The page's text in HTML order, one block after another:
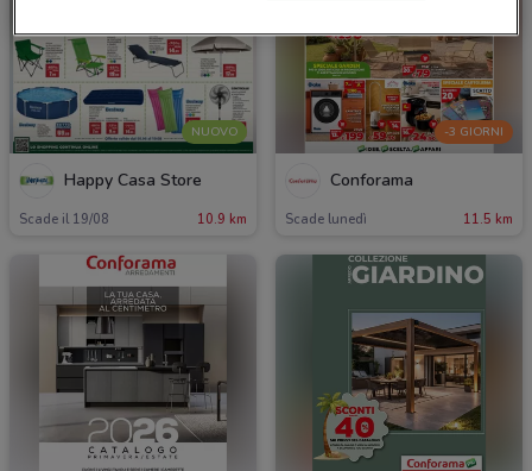
NUOVO
Happy Casa Store
Scade il 19/08 10.9 km
-3 GIORNI
Conforama
Scade lunedì 11.5 km